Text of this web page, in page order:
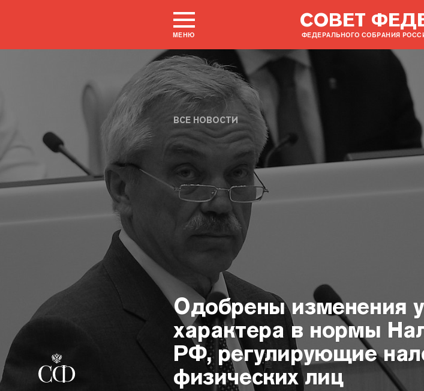
МЕНЮ
СОВЕТ
ФЕДЕРАЛЬНОГО СОБРАНИЯ
ВСЕ НОВОСТИ
Одобрены изменения
характера в нормы
РФ, регулирующие
физических лиц